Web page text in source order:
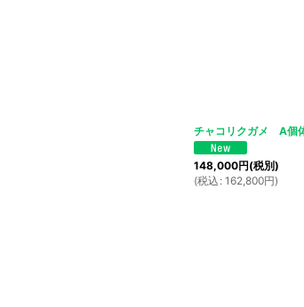
チャコリクガメ A個
148,000円(税別)
(税込 : 162,800円)